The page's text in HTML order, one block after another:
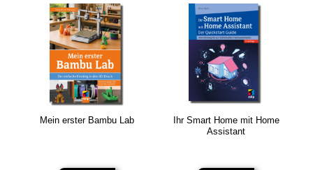
Mein erster Bambu Lab
Ihr Smart Home mit Home
Assistant